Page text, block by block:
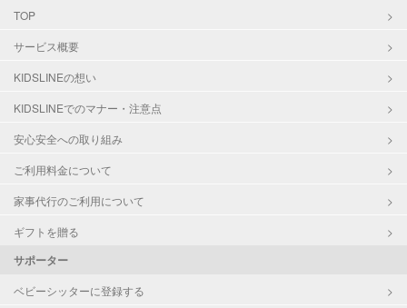
対応可能/特徴
TOP
サービス概要
KIDSLINEの想い
KIDSLINEでのマナー・注意点
安心安全への取り組み
ご利用料金について
家事代行のご利用について
ギフトを贈る
サポーター
ベビーシッターに登録する